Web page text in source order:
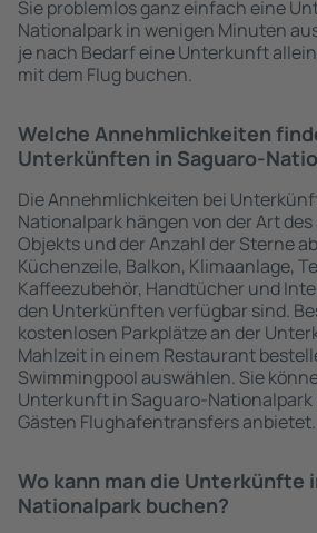
Sie problemlos ganz einfach eine
Nationalpark in wenigen Minuten
je nach Bedarf eine Unterkunft
mit dem Flug buchen.
Welche Annehmlichkeiten
Unterkünften in Saguaro-
Die Annehmlichkeiten bei
Nationalpark hängen von der Art
Objekts und der Anzahl der Sterne
Küchenzeile, Balkon, Klimaanlage,
Kaffeezubehör, Handtücher und
den Unterkünften verfügbar sind.
kostenlosen Parkplätze an der
Mahlzeit in einem Restaurant
Swimmingpool auswählen. Sie
Unterkunft in Saguaro-Nationalpark
Gästen Flughafentransfers anbietet.
Wo kann man die Unterkünfte
Nationalpark buchen?